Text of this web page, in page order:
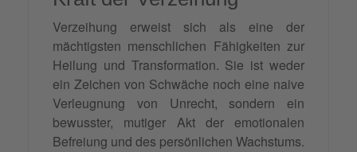
Verzeihung erweist sich als eine der
mächtigsten menschlichen Fähigkeiten zur
Heilung und Transformation. Sie ist weder
ein Zeichen von Schwäche noch eine naive
Verleugnung von Unrecht, sondern ein
bewusster, mutiger Akt der emotionalen
Befreiung und des persönlichen Wachstums.